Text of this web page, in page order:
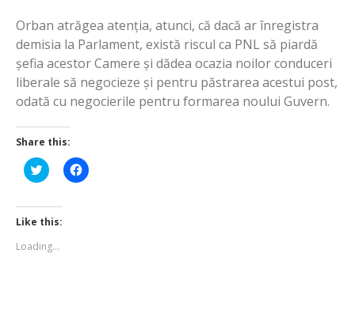
Orban atrăgea atenția, atunci, că dacă ar înregistra
demisia la Parlament, există riscul ca PNL să piardă
șefia acestor Camere și dădea ocazia noilor conduceri
liberale să negocieze și pentru păstrarea acestui post,
odată cu negocierile pentru formarea noului Guvern.
Share this:
Click
to
Twitter
(Opens
in
window)
Click
to
Like this:
Loading...